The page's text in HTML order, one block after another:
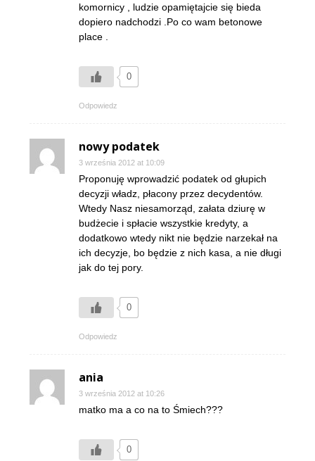
komornicy , ludzie opamiętajcie się bieda
dopiero nadchodzi .Po co wam betonowe
place .
0
Odpowiedz
nowy podatek
3 września 2012 at 10:09
Proponuję wprowadzić podatek od głupich
decyzji władz, płacony przez decydentów.
Wtedy Nasz niesamorząd, załata dziurę w
budżecie i spłacie wszystkie kredyty, a
dodatkowo wtedy nikt nie będzie narzekał na
ich decyzje, bo będzie z nich kasa, a nie długi
jak do tej pory.
0
Odpowiedz
ania
3 września 2012 at 10:26
matko ma a co na to Śmiech???
0